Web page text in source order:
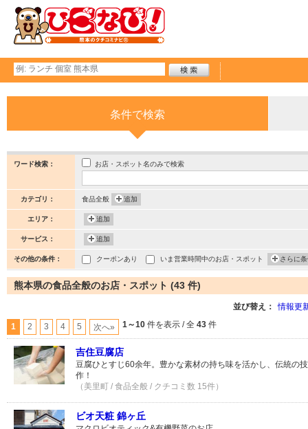
条件で検索
ワード検索： お店・スポット名のみで検索
カテゴリ： 食品全般 追加
エリア： 追加
サービス： 追加
その他の条件： クーポンあり いま営業時間中のお店・スポット さらに
熊本県の食品全般のお店・スポット (43 件)
並び替え： 情報更
1 2 3 4 5 次へ» 1～10 件を表示 / 全 43 件
吉住豆腐店
豆腐ひとすじ60余年。豊かな素材の持ち味を活かし、伝統の
作！
（美里町 / 食品全般 / クチコミ数 15件）
ビオ天粧 錦ヶ丘